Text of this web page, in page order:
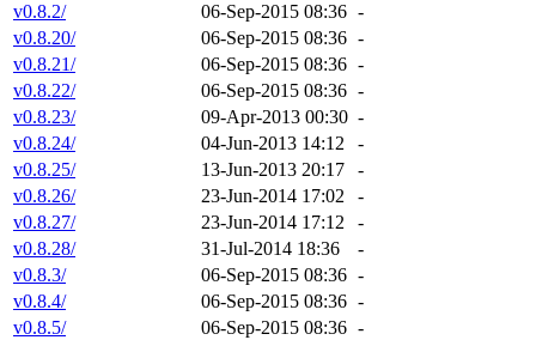
v0.8.2/
06-Sep-2015 08:36 -
v0.8.20/
06-Sep-2015 08:36 -
v0.8.21/
06-Sep-2015 08:36 -
v0.8.22/
06-Sep-2015 08:36 -
v0.8.23/
09-Apr-2013 00:30 -
v0.8.24/
04-Jun-2013 14:12
-
v0.8.25/
13-Jun-2013 20:17
-
v0.8.26/
23-Jun-2014 17:02
-
v0.8.27/
23-Jun-2014 17:12
-
v0.8.28/
31-Jul-2014 18:36
-
v0.8.3/
06-Sep-2015 08:36 -
v0.8.4/
06-Sep-2015 08:36 -
v0.8.5/
06-Sep-2015 08:36 -